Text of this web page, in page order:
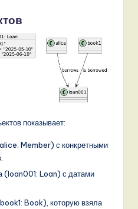
показывает:
Member) с конкретными
(loan001: Loan) с датами
Book), которую взяла